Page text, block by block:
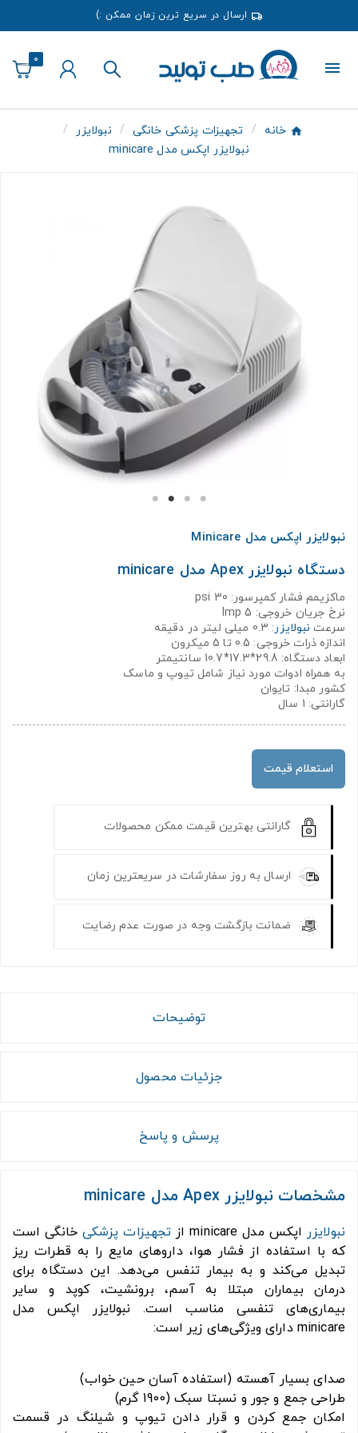
ارسال در سریع ترین زمان ممکن :)
0
خانه تجهیزات پزشکی خانگی
نبولایزر
نبولایزر اپکس مدل minicare
نبولایزر اپکس مدل Minicare
دستگاه نبولایزر Apex مدل minicare
ماکزیمم فشار کمپرسور: 30 psi
نرخ جریان خروجی: 5 lmp
سرعت نبولایزر : 0.3 میلی لیتر در دقیقه
اندازه ذرات خروجی: 0.5 تا 5 میکرون
ابعاد دستگاه: 29.8*17.3*10.7 سانتیمتر
به همراه ادوات مورد نیاز شامل تیوپ و ماسک
کشور مبدا: تایوان
گارانتی: 1 سال
استعلام قیمت
گارانتی بهترین قیمت ممکن محصولات
ارسال به روز سفارشات در سریعترین زمان
ضمانت بازگشت وجه در صورت عدم رضایت
توضیحات
جزئیات محصول
پرسش و پاسخ
مشخصات نبولایزر Apex مدل minicare
نبولایزر اپکس مدل minicare از تجهیزات پزشکی خانگی است
که با استفاده از فشار هوا، داروهای مایع را به قطرات ریز
تبدیل می‌کند و به بیمار تنفس می‌دهد. این دستگاه برای
درمان بیماران مبتلا به آسم، برونشیت، کوپد و سایر
بیماری‌های تنفسی مناسب است. نبولایزر اپکس مدل
minicare دارای ویژگی‌های زیر است:
صدای بسیار آهسته (استفاده آسان حین خواب)
طراحی جمع و جور و نسبتا سبک (1900 گرم)
امکان جمع کردن و قرار دادن تیوپ و شیلنگ در قسمت